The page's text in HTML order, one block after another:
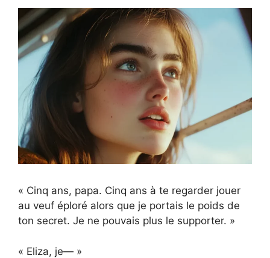
« Cinq ans, papa. Cinq ans à te regarder jouer
au veuf éploré alors que je portais le poids de
ton secret. Je ne pouvais plus le supporter. »
« Eliza, je— »